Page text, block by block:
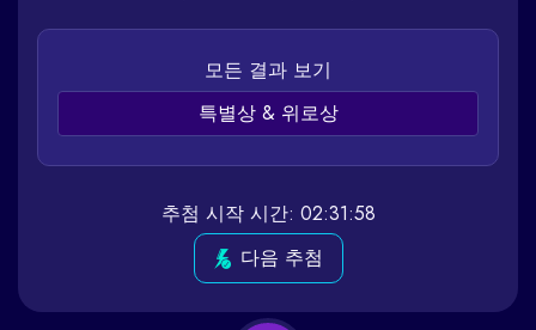
모든 결과 보기
특별상 & 위로상
추첨 시작 시간: 02:31:58
다음 추첨